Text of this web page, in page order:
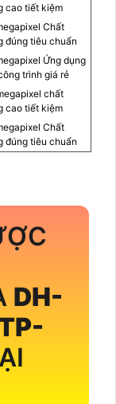
cao tiết kiệm
Chất
đúng tiêu chuẩn
Ứng dụng
trình giá rẻ
chất
cao tiết kiệm
Chất
đúng tiêu chuẩn
DH-